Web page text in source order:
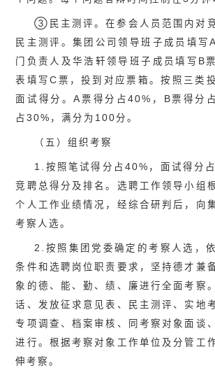
③民主测评。在参会人员范围内对
民主测评。集团公司领导班子成员填写
门负责人及华浩轩领导班子成员填写B
表填写C票，投到对应票箱。按照三类
面试得分。A票得分占40%，B票得分
占30%，满分为100分。
（五）组织考察
1.按照笔试得分占40%，面试得分
竞聘总得分及排名。选聘工作领导小组
个人工作业绩情况，经综合研判后，向
考察人选。
2.按照集团党委确定的考察人选，
条件和选聘岗位职责要求，坚持德才兼
象的德、能、勤、绩、廉进行全面考察
话、发放征求意见表、民主测评、实地
专项调查、档案审核、同考察对象面谈
进行。根据考察对象工作单位及分管工
伸考察。